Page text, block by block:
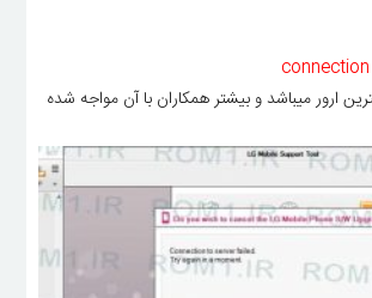
ارور میباشد و بیشتر همکاران با آن مواجه شده